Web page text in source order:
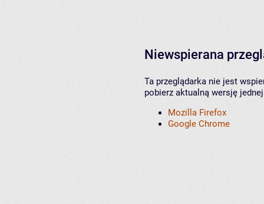
Niewspierana
Ta przeglądarka nie jest
pobierz aktualną wersję
Mozilla Firefox
Google Chrome